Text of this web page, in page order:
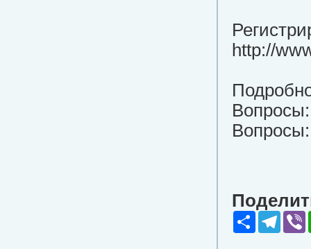
http://
Share